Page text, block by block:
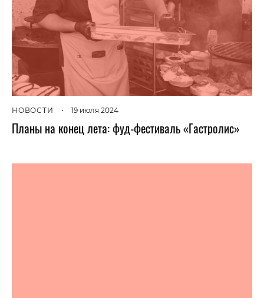
НОВОСТИ • 19 июля 2024
Планы на конец лета: фуд-фестиваль «Гастролис»